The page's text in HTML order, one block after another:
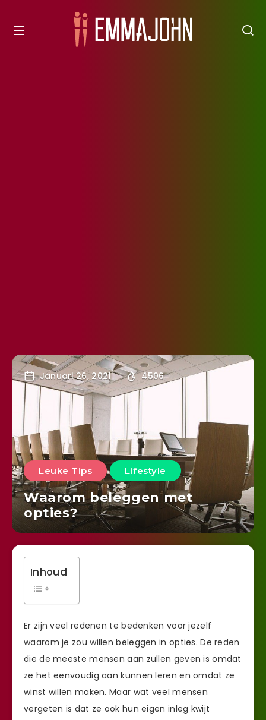
Januari 26, 2021 4506
Leuke Tips Lifestyle
Waarom beleggen met
opties?
Inhoud
Er zijn veel redenen te bedenken voor jezelf
waarom je zou willen beleggen in opties. De reden
die de meeste mensen aan zullen geven is omdat
ze het eenvoudig aan kunnen leren en omdat ze
winst willen maken. Maar wat veel mensen
vergeten is dat ze ook hun eigen inleg kwijt